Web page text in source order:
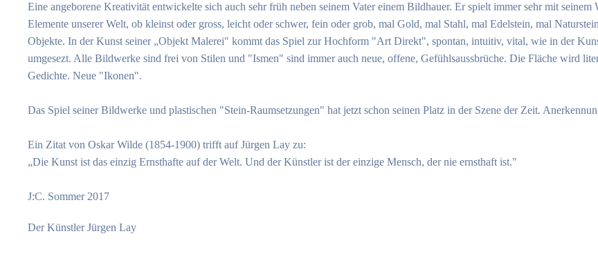
Eine angeborene Kreativität entwickelte sich auch sehr früh neben seinem Vater einem Bildhauer. Er spielt immer sehr mit
Elemente unserer Welt, ob kleinst oder gross, leicht oder schwer, fein oder grob, mal Gold, mal Stahl, mal Edelstein, mal
Objekte. In der Kunst seiner „Objekt Malerei" kommt das Spiel zur Hochform "Art Direkt", spontan, intuitiv, vital, wie in der
umgesezt. Alle Bildwerke sind frei von Stilen und "Ismen" sind immer auch neue, offene, Gefühlsaussbrüche. Die Fläche wird
Gedichte. Neue "Ikonen".
Das Spiel seiner Bildwerke und plastischen "Stein-Raumsetzungen" hat jetzt schon seinen Platz in der Szene der Zeit.
Ein Zitat von Oskar Wilde (1854-1900) trifft auf Jürgen Lay zu:
„Die Kunst ist das einzig Ernsthafte auf der Welt. Und der Künstler ist der einzige Mensch, der nie ernsthaft ist."
J:C. Sommer 2017
Der Künstler Jürgen Lay